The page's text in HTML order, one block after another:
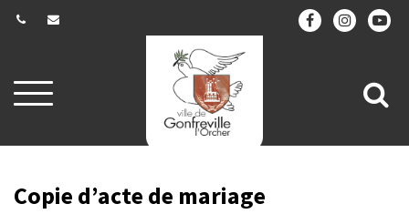
Aller
à
navigation
à
Copie d’acte de mariage